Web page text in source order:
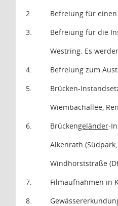
2.
Befreiung für
3.
Befreiung für die
Westring. Es
4.
Befreiung zum
5.
Brücken-
Wiembachallee,
6.
Brückengeländer-
Alkenrath
Windhorststraße
7.
Filmaufnahmen in
8.